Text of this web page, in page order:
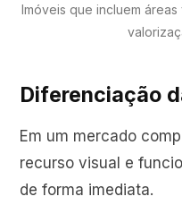
Imóveis que incluem
Diferenciação
Em um mercado
recurso visual e
de forma imediata.